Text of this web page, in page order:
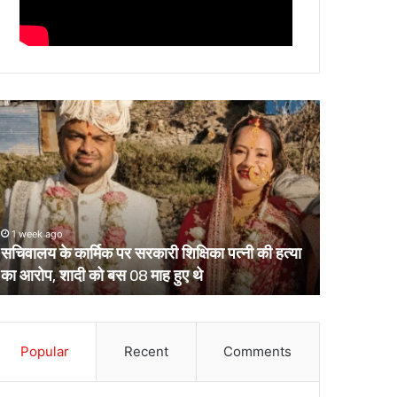
1 week ago
सचिवालय के कार्मिक पर सरकारी शिक्षिका पत्नी की हत्या
का आरोप, शादी को बस 08 माह हुए थे
उत्तराखंड
के
दो
आईपीएस
पहुंचे
हाईकोर्ट,
आईजी
भेजे
Popular Recent Comments